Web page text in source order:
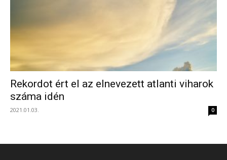
Rekordot ért el az elnevezett atlanti viharok
száma idén
2021.01.03. 0